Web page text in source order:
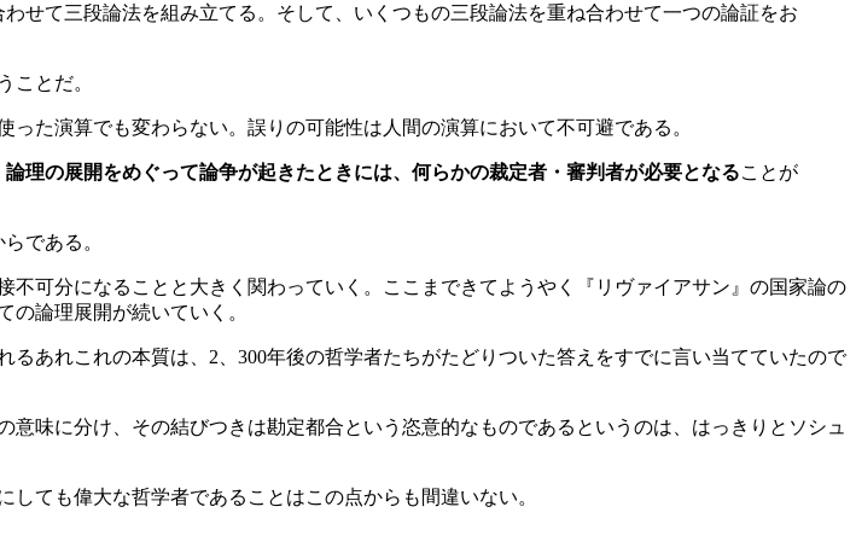
せて三段論法を組み立てる。そして、いくつもの三段論法を重ね合わせて一つの論証をお
ことだ。
た演算でも変わらない。誤りの可能性は人間の演算において不可避である。
論理の展開をめぐって論争が起きたときには、何らかの裁定者・審判者が必要となることが
である。
可分になることと大きく関わっていく。ここまできてようやく『リヴァイアサン』の国家論の
論理展開が続いていく。
あれこれの本質は、2、300年後の哲学者たちがたどりついた答えをすでに言い当てていたので
味に分け、その結びつきは勘定都合という恣意的なものであるというのは、はっきりとソシュ
ても偉大な哲学者であることはこの点からも間違いない。